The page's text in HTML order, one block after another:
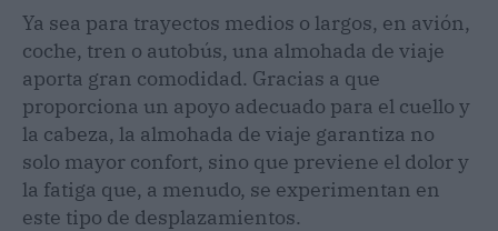
Ya sea para trayectos medios o largos, en avión,
coche, tren o autobús, una almohada de viaje
aporta gran comodidad. Gracias a que
proporciona un apoyo adecuado para el cuello y
la cabeza, la almohada de viaje garantiza no
solo mayor confort, sino que previene el dolor y
la fatiga que, a menudo, se experimentan en
este tipo de desplazamientos.